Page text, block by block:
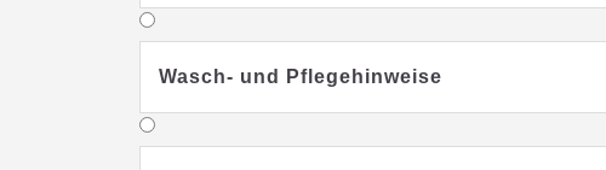
Wasch- und Pflegehinweise